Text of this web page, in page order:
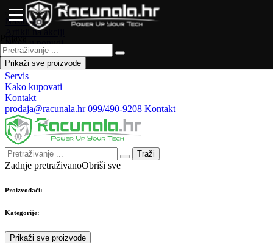
Naslovna
Artikli na akciji
Novo u ponudi
Česta pitanja
Forum
Servis
Kako kupovati
Kontakt
prodaja@racunala.hr099/490-9208 Kontakt
Traži
Zadnje pretraživanoObriši sve
Proizvođači:
Kategorije:
Prikaži sve proizvode
Prikaži sve proizvode